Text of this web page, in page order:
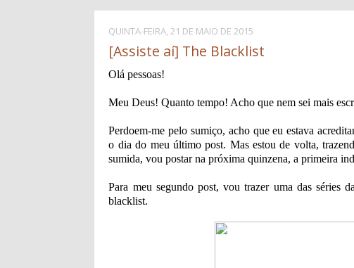
QUINTA-FEIRA, 21 DE MAIO DE 2015
[Assiste aí] The Blacklist
Olá pessoas!
Meu Deus! Quanto tempo! Acho que nem sei mais
Perdoem-me pelo sumiço, acho que eu estava
o dia do meu último post. Mas estou de volta,
sumida, vou postar na próxima quinzena, a primeira
Para meu segundo post, vou trazer uma das séries
blacklist.